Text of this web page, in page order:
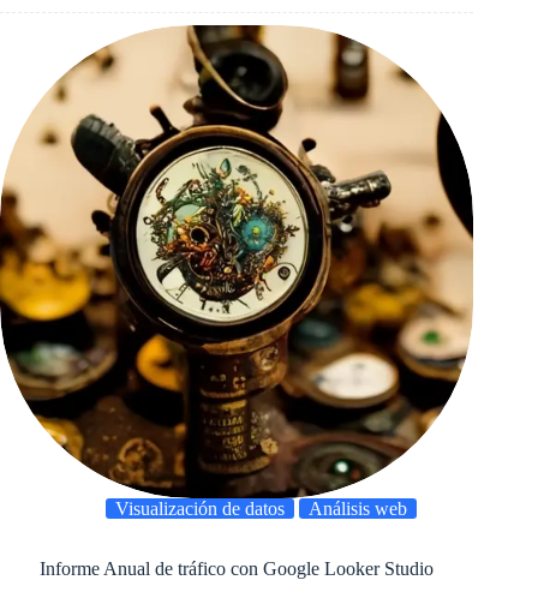
Visualización de datos Análisis web
Informe Anual de tráfico con Google Looker Studio